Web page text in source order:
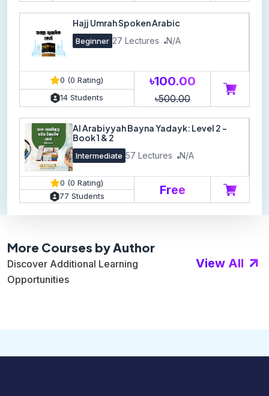
Hajj Umrah Spoken Arabic
Beginner 27 Lectures N/A
0 (0 Rating)
14 Students
৳100.00
৳500.00
Al Arabiyyah Bayna Yadayk: Level 2 -
Book 1 & 2
Intermediate 57 Lectures N/A
0 (0 Rating)
77 Students
Free
More Courses by Author
Discover Additional Learning
Opportunities
View All